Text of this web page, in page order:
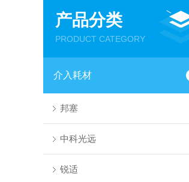
产品分类
PRODUCT CATEGORY
介入耗材
邦塞
中科光远
锐适